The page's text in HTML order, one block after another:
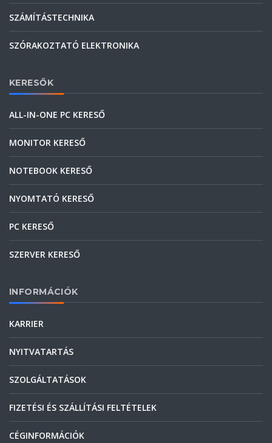
SZÁMÍTÁSTECHNIKA
SZÓRAKOZTATÓ ELEKTRONIKA
KERESŐK
ALL-IN-ONE PC KERESŐ
MONITOR KERESŐ
NOTEBOOK KERESŐ
NYOMTATÓ KERESŐ
PC KERESŐ
SZERVER KERESŐ
INFORMÁCIÓK
KARRIER
NYITVATARTÁS
SZOLGÁLTATÁSOK
FIZETÉSI ÉS SZÁLLÍTÁSI FELTÉTELEK
CÉGINFORMÁCIÓK